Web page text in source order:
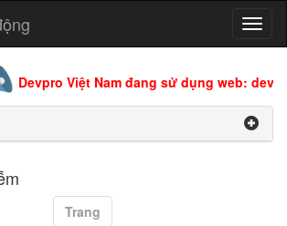
Devpro Việt Nam đang sử dụng web:
Trang